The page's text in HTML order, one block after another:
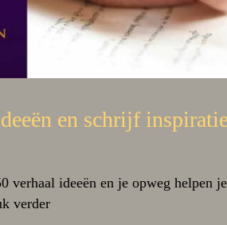
en schrijf
verhaal ideeën en je opweg helpen
verder